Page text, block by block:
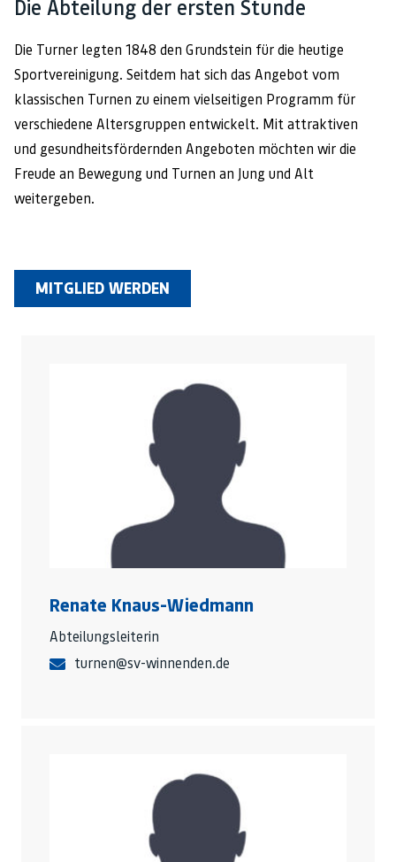
Die Abteilung der ersten Stunde
Die Turner legten 1848 den Grundstein für die heutige
Sportvereinigung. Seitdem hat sich das Angebot vom
klassischen Turnen zu einem vielseitigen Programm für
verschiedene Altersgruppen entwickelt. Mit attraktiven
und gesundheitsfördernden Angeboten möchten wir die
Freude an Bewegung und Turnen an Jung und Alt
weitergeben.
MITGLIED WERDEN
Renate Knaus-Wiedmann
Abteilungsleiterin
turnen@sv-winnenden.de